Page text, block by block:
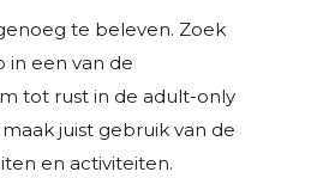
te beleven. Zoek
in een van de
tot rust in de adult-only
juist gebruik van de
en activiteiten.